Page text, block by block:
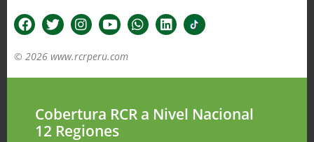
© 2026 www.rcrperu.com
Cobertura RCR a Nivel Nacional
12 Regiones